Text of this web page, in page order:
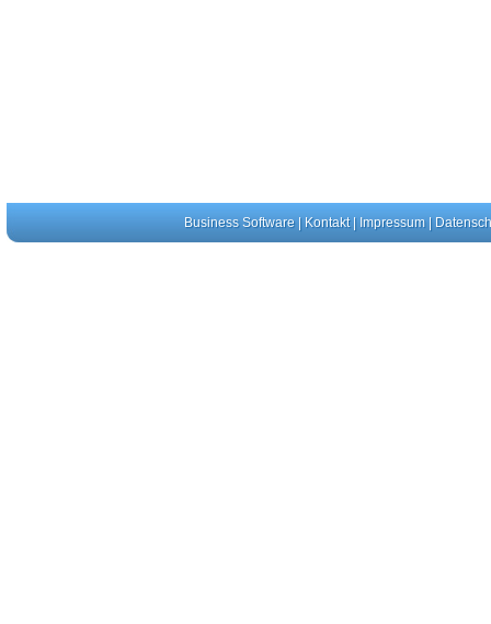
Business Software| Kontakt| Impressum|